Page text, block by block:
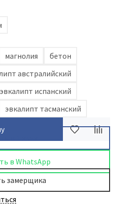
магнолия
бетон
австралийский
эвкалипт испанский
эвкалипт тасманский
в WhatsApp
замерщика